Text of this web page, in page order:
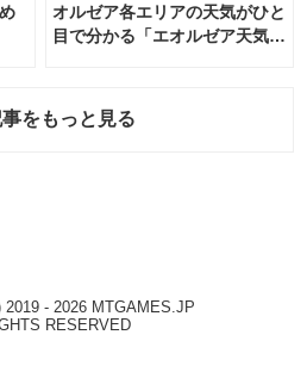
オルゼア各エリアの天気がひと
目で分かる「エオルゼア天気予
をもっと見る
2019 - 2026 MTGAMES.JP
RESERVED